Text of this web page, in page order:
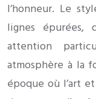
l’honneur. Le
lignes épurées,
attention
atmosphère à la
époque où l’art